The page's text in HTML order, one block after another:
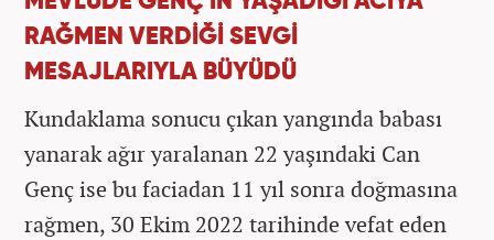
RAĞMEN VERDİĞİ SEVGİ
MESAJLARIYLA BÜYÜDÜ
Kundaklama sonucu çıkan yangında babası
yanarak ağır yaralanan 22 yaşındaki Can
Genç ise bu faciadan 11 yıl sonra doğmasına
rağmen, 30 Ekim 2022 tarihinde vefat eden